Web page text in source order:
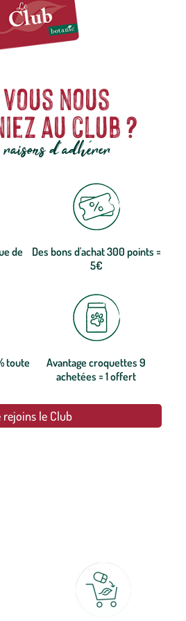
nous
au club ?
raisons d'adhérer
de
Des bons d'achat 300 points =
5€
toute
Avantage croquettes 9
achetées = 1 offert
rejoins le Club